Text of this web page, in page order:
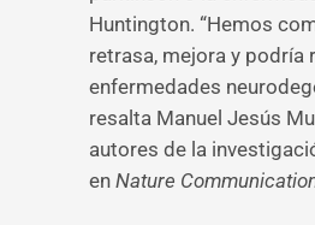
Huntington. “Hemos
retrasa, mejora y podría
enfermedades
resalta Manuel Jesús
autores de la
en Nature